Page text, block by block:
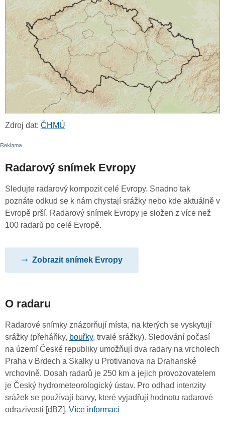
Zdroj dat: ČHMÚ
Radarový snímek Evropy
Sledujte radarový kompozit celé Evropy. Snadno tak
poznáte odkud se k nám chystají srážky nebo kde aktuálně v
Evropě prší. Radarový snímek Evropy je složen z více než
100 radarů po celé Evropě.
Zobrazit snímek Evropy
O radaru
Radarové snímky znázorňují místa, na kterých se vyskytují
srážky (přeháňky, bouřky, trvalé srážky). Sledování počasí
na území České republiky umožňují dva radary na vrcholech
Praha v Brdech a Skalky u Protivanova na Drahanské
vrchovině. Dosah radarů je 250 km a jejich provozovatelem
je Český hydrometeorologický ústav. Pro odhad intenzity
srážek se používají barvy, které vyjadřují hodnotu radarové
odrazivosti [dBZ]. Více informací